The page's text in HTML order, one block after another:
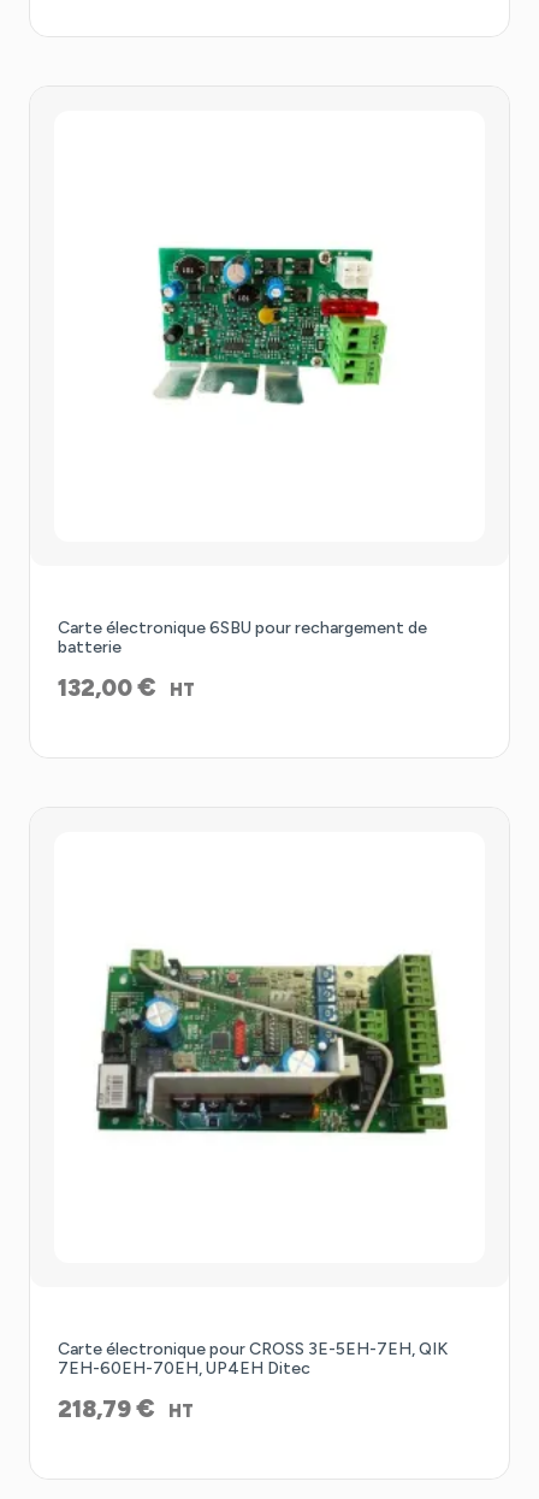
Carte électronique 6SBU pour rechargement de
batterie
132,00€ HT
Carte électronique pour CROSS 3E-5EH-7EH, QIK
7EH-60EH-70EH, UP4EH Ditec
218,79€ HT